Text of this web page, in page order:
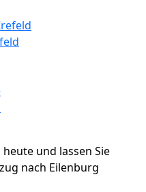
und lassen Sie
nach Eilenburg